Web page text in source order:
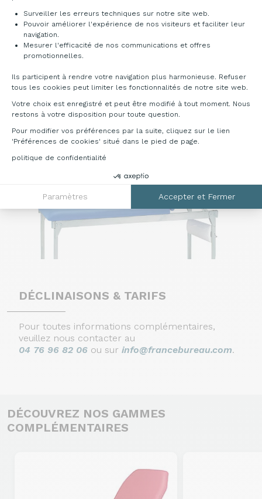
Surveiller les erreurs techniques sur notre site web.
Pouvoir améliorer l'expérience de nos visiteurs et faciliter leur
navigation.
Mesurer l'efficacité de nos communications et offres
promotionnelles.
Ils participent à rendre votre navigation plus harmonieuse. Refuser
tous les cookies peut limiter les fonctionnalités de notre site web.
Votre choix est enregistré et peut être modifié à tout moment. Nous
restons à votre disposition pour toute question.
Pour modifier vos préférences par la suite, cliquez sur le lien
'Préférences de cookies' situé dans le pied de page.
politique de confidentialité
Paramètres Accepter et Fermer
Axeptio consent
Bahamas Blanc Galapagos Malouines
DÉCLINAISONS & TARIFS
Pour toutes informations complémentaires,
veuillez nous contacter au
04 76 96 82 06 ou sur info@francebureau.com.
DÉCOUVREZ NOS GAMMES
COMPLÉMENTAIRES